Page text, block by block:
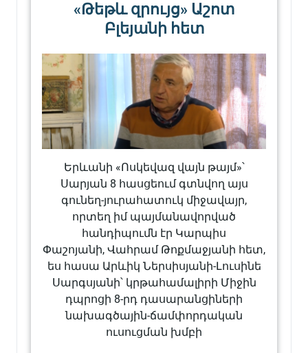
«Թեթև զրույց» Աշոտ
Բլեյանի հետ
Երևանի «Ոսկեվազ վայն թայմ»՝
Սարյան 8 հասցեում գտնվող այս
գունեղ-յուրահատուկ միջավայր,
որտեղ իմ պայմանավորված
հանդիպումն էր Կարպիս
Փաշոյանի, Վահրամ Թոքմաջյանի հետ,
ես հասա Արևիկ Ներսիսյանի-Լուսինե
Սարգսյանի՝ կրթահամալիրի Միջին
դպրոցի 8-րդ դասարանցիների
նախագծային-ճամփորդական
ուսուցման խմբի